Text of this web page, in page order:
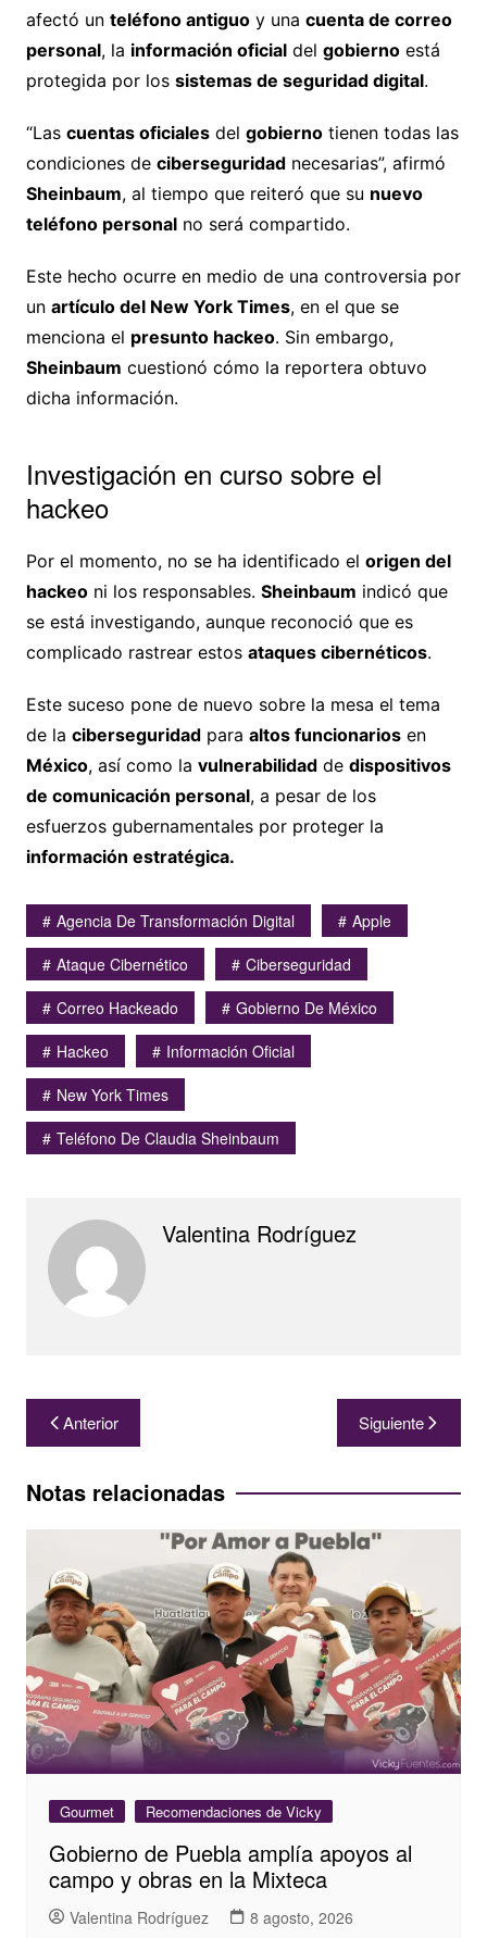
afectó un teléfono antiguoy una cuenta de correo
personal, la información oficialdel gobiernoestá
protegida por los sistemas de seguridad digital.
“Las cuentas oficialesdel gobiernotienen todas las
condiciones de ciberseguridadnecesarias”, afirmó
Sheinbaum, al tiempo que reiteró que su nuevo
teléfono personalno será compartido.
Este hecho ocurre en medio de una controversia por
un artículo del New York Times, en el que se
menciona el presunto hackeo. Sin embargo,
Sheinbaum cuestionó cómo la reportera obtuvo
dicha información.
Investigación en curso sobre el
hackeo
Por el momento, no se ha identificado el origen del
hackeoni los responsables. Sheinbaum indicó que
se está investigando, aunque reconoció que es
complicado rastrear estos ataques cibernéticos.
Este suceso pone de nuevo sobre la mesa el tema
de la ciberseguridadpara altos funcionariosen
México, así como la vulnerabilidadde dispositivos
de comunicación personal, a pesar de los
esfuerzos gubernamentales por proteger la
información estratégica.
Agencia De Transformación Digital
Apple
Ataque Cibernético
Ciberseguridad
Correo Hackeado
Gobierno De México
Hackeo
Información Oficial
New York Times
Teléfono De Claudia Sheinbaum
Valentina Rodríguez
Navegación
de
entradas
Anterior Siguiente
Notas relacionadas
Gourmet Recomendaciones de Vicky
Gobierno de Puebla amplía apoyos al
campo y obras en la Mixteca
Valentina Rodríguez 8 agosto, 2026